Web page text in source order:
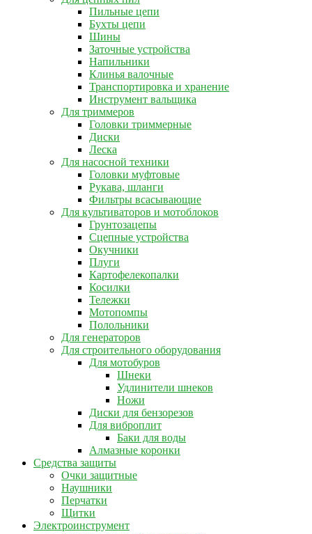
Пильные цепи
Бухты цепи
Шины
Заточные устройства
Напильники
Клинья валочные
Транспортировка и хранение
Инструмент вальщика
Для триммеров
Головки триммерные
Диски
Леска
Для насосной техники
Головки муфтовые
Рукава, шланги
Фильтры всасывающие
Для культиваторов и мотоблоков
Грунтозацепы
Сцепные устройства
Окучники
Плуги
Картофелекопалки
Косилки
Тележки
Мотопомпы
Полольники
Для генераторов
Для строительного оборудования
Для мотобуров
Шнеки
Удлинители шнеков
Ножи
Диски для бензорезов
Для виброплит
Баки для воды
Алмазные коронки
Средства защиты
Очки защитные
Наушники
Перчатки
Щитки
Электроинструмент